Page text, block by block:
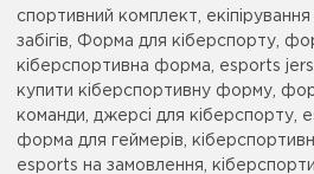
спортивний комплект,
забігів, Форма для кіберспорту,
кіберспортивна форма, esports
купити кіберспортивну форму,
команди, джерсі для кіберспорту,
форма для геймерів,
esports на замовлення,